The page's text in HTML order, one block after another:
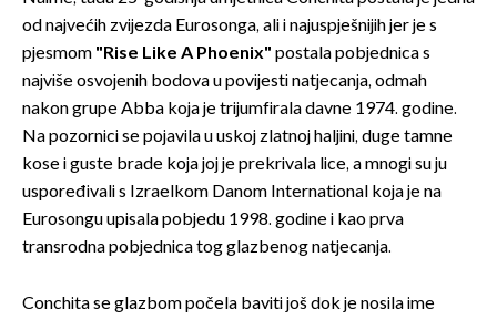
od najvećih zvijezda Eurosonga, ali i najuspješnijih jer je s
pjesmom "Rise Like A Phoenix" postala pobjednica s
najviše osvojenih bodova u povijesti natjecanja, odmah
nakon grupe Abba koja je trijumfirala davne 1974. godine.
Na pozornici se pojavila u uskoj zlatnoj haljini, duge tamne
kose i guste brade koja joj je prekrivala lice, a mnogi su ju
uspoređivali s Izraelkom Danom International koja je na
Eurosongu upisala pobjedu 1998. godine i kao prva
transrodna pobjednica tog glazbenog natjecanja.
Conchita se glazbom počela baviti još dok je nosila ime